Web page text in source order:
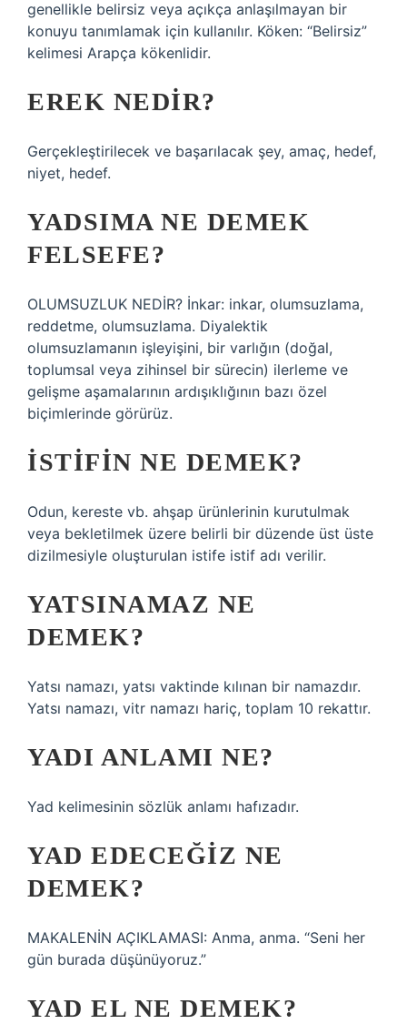
genellikle belirsiz veya açıkça anlaşılmayan bir
konuyu tanımlamak için kullanılır. Köken: “Belirsiz”
kelimesi Arapça kökenlidir.
EREK NEDIR?
Gerçekleştirilecek ve başarılacak şey, amaç, hedef,
niyet, hedef.
YADSIMA NE DEMEK
FELSEFE?
OLUMSUZLUK NEDİR? İnkar: inkar, olumsuzlama,
reddetme, olumsuzlama. Diyalektik
olumsuzlamanın işleyişini, bir varlığın (doğal,
toplumsal veya zihinsel bir sürecin) ilerleme ve
gelişme aşamalarının ardışıklığının bazı özel
biçimlerinde görürüz.
İSTIFIN NE DEMEK?
Odun, kereste vb. ahşap ürünlerinin kurutulmak
veya bekletilmek üzere belirli bir düzende üst üste
dizilmesiyle oluşturulan istife istif adı verilir.
YATSINAMAZ NE
DEMEK?
Yatsı namazı, yatsı vaktinde kılınan bir namazdır.
Yatsı namazı, vitr namazı hariç, toplam 10 rekattır.
YADI ANLAMI NE?
Yad kelimesinin sözlük anlamı hafızadır.
YAD EDECEĞIZ NE
DEMEK?
MAKALENİN AÇIKLAMASI: Anma, anma. “Seni her
gün burada düşünüyoruz.”
YAD EL NE DEMEK?